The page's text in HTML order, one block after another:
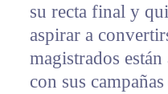
su recta final y
aspirar a
magistrados
con sus